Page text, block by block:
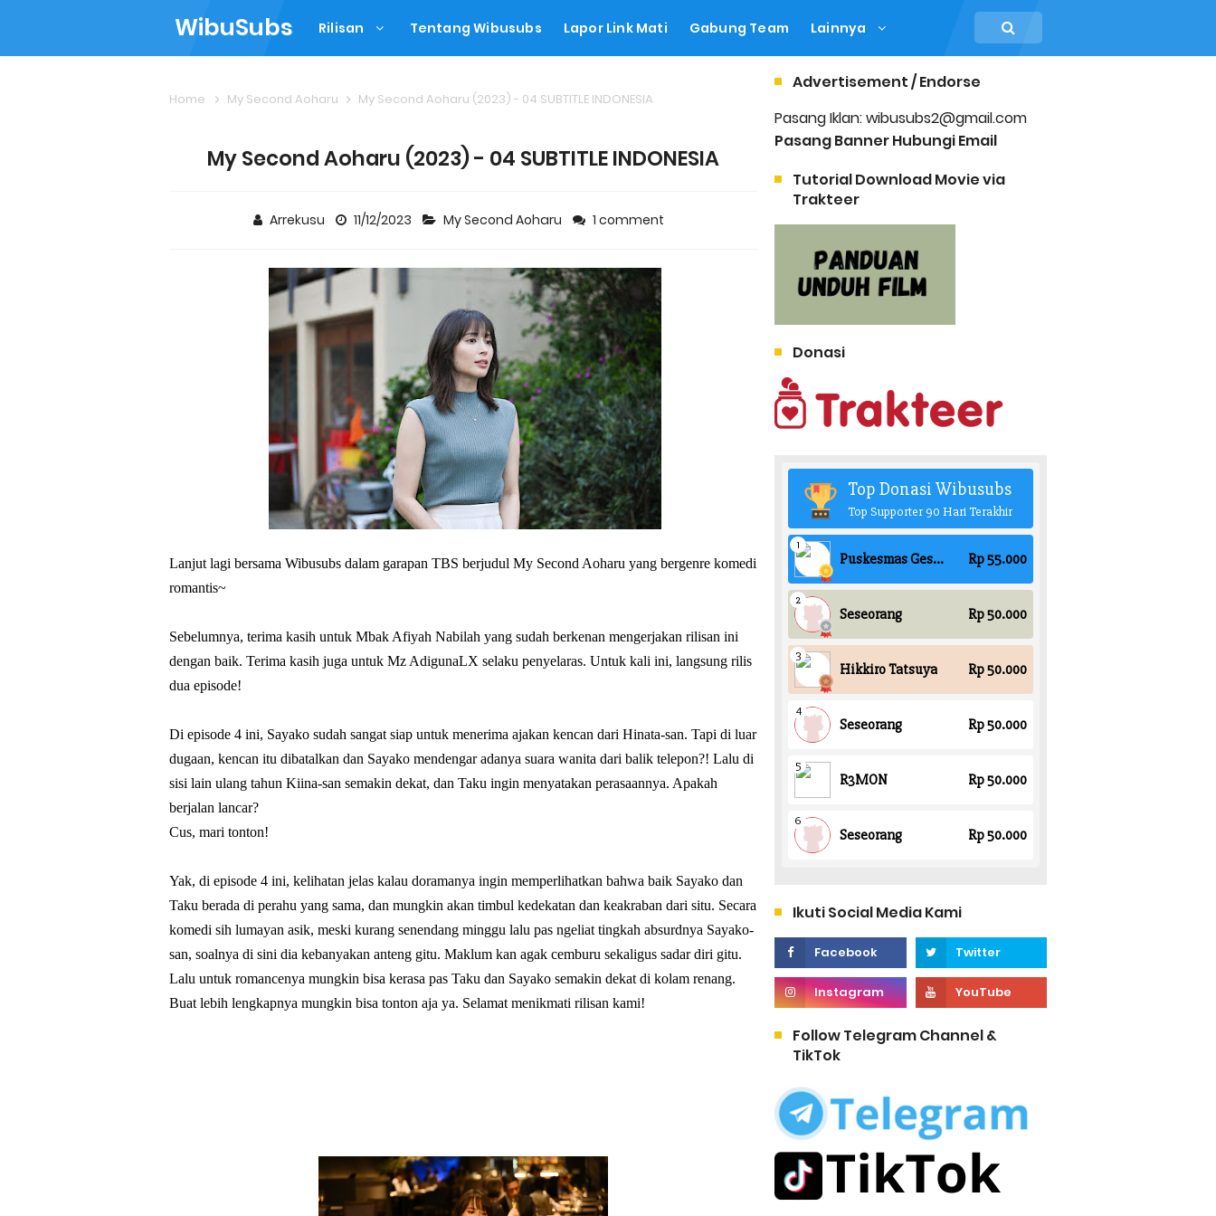
WibuSubs Rilisan Tentang Wibusubs Lapor Link Mati Gabung Team Lainnya
Home My Second Aoharu My Second Aoharu (2023) - 04 SUBTITLE INDONESIA
My Second Aoharu (2023) - 04 SUBTITLE INDONESIA
Arrekusu 11/12/2023 My Second Aoharu 1 comment
Lanjut lagi bersama Wibusubs dalam garapan TBS berjudul My Second Aoharu yang bergenre komedi
romantis~
Sebelumnya, terima kasih untuk Mbak Afiyah Nabilah yang sudah berkenan mengerjakan rilisan ini
dengan baik. Terima kasih juga untuk Mz AdigunaLX selaku penyelaras. Untuk kali ini, langsung rilis
dua episode!
Di episode 4 ini, Sayako sudah sangat siap untuk menerima ajakan kencan dari Hinata-san. Tapi di luar
dugaan, kencan itu dibatalkan dan Sayako mendengar adanya suara wanita dari balik telepon?! Lalu di
sisi lain ulang tahun Kiina-san semakin dekat, dan Taku ingin menyatakan perasaannya. Apakah
berjalan lancar?
Cus, mari tonton!
Yak, di episode 4 ini, kelihatan jelas kalau doramanya ingin memperlihatkan bahwa baik Sayako dan
Taku berada di perahu yang sama, dan mungkin akan timbul kedekatan dan keakraban dari situ. Secara
komedi sih lumayan asik, meski kurang senendang minggu lalu pas ngeliat tingkah absurdnya Sayako-
san, soalnya di sini dia kebanyakan anteng gitu. Maklum kan agak cemburu sekaligus sadar diri gitu.
Lalu untuk romancenya mungkin bisa kerasa pas Taku dan Sayako semakin dekat di kolam renang.
Buat lebih lengkapnya mungkin bisa tonton aja ya. Selamat menikmati rilisan kami!
Advertisement / Endorse
Pasang Iklan: wibusubs2@gmail.com
Pasang Banner Hubungi Email
Tutorial Download Movie via
Trakteer
Donasi
Ikuti Social Media Kami
Follow Telegram Channel &
TikTok